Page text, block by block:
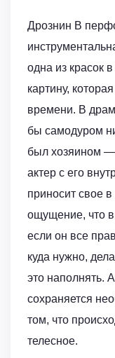
Дрознин В
одна из красок
картину,
времени. В
бы самодуром
был хозяином —
актер с его
приносит свое
ощущение, что
если он все
куда нужно,
это наполнять.
сохраняется
том, что
телесное.